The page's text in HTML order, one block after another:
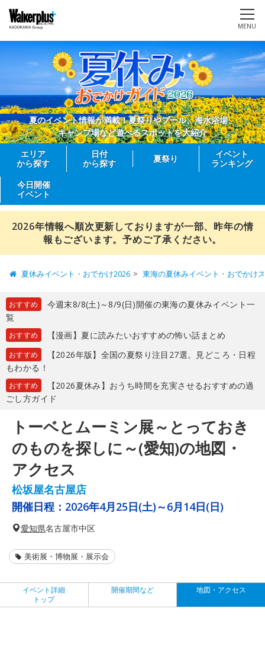
MENU
夏のイベント情報が満載！夏祭りやプール、海水浴場、
キャンプ場など遊べるスポットを大紹介
エリア
から探す
日付
から探す
夏祭り
イベント
ランキング
今日開催
イベント
2026年情報へ順次更新しておりますが一部、昨年の情
報もございます。予めご了承ください。
夏休みイベント・おでかけ2026 東海の夏休みイベント・おでかけ
おすすめ
今週末8/8(土)～8/9(日)開催の東海の夏休みイベント一
覧
おすすめ 【漫画】夏に読みたいおすすめの怖い話まとめ
おすすめ
【2026年版】全国の夏祭り注目27選。見どころ・日程
もわかる！
おすすめ
【2026夏休み】おうち時間を充実させるおすすめの過
ごし方ガイド
トーベとムーミン展～とっておき
のものを探しに～(愛知)の地図・
アクセス
松坂屋名古屋店
開催日程： 2026年4月25日(土)～6月14日(日)
愛知県名古屋市中区
美術展・博物展・展示会
イベント詳細
トップ
開催期間など 地図・アクセス